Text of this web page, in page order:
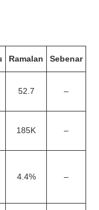
Ramalan Sebenar
52.7 –
185K –
4.4% –